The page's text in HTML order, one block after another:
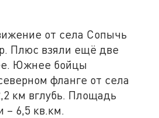
от села Сопычь
Плюс взяли ещё две
Южнее бойцы
фланге от села
км вглубь. Площадь
– 6,5 кв.км.